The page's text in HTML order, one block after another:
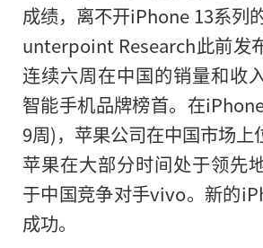
成绩，离不开iPhone 13系列
unterpoint Research此前发
连续六周在中国的销量和收
智能手机品牌榜首。在
9周)，苹果公司在中国市场上
苹果在大部分时间处于领先
于中国竞争对手vivo。新的
成功。